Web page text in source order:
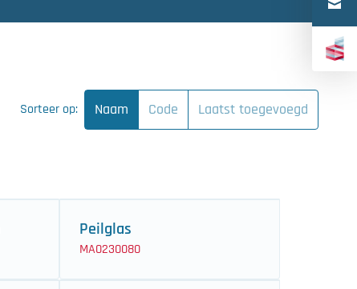
Sorteer op: Naam Code Laatst toegevoegd
Peilglas
MA0230080